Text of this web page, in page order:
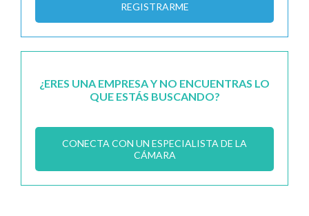
REGISTRARME
¿ERES UNA EMPRESA Y NO ENCUENTRAS LO
QUE ESTÁS BUSCANDO?
CONECTA CON UN ESPECIALISTA DE LA
CÁMARA